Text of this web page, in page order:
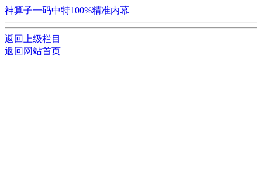
神算子一码中特100%精准内幕
返回上级栏目
返回网站首页